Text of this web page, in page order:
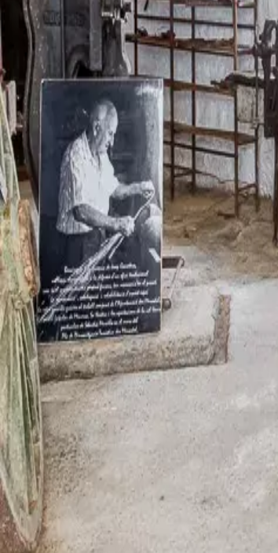
Menorca Explorer
Agenda
Minorca
L'Isola
Informazioni utiliSpiaggePaesiCulturaRiserva
Guida
Mangiare & BereServizi AttivitàAcquisti
Tips
Italiano
Agenda
Minorca
Guida
Tips
Italiano
Fucina den Carretero
...
Menorca Explorer
Paesi
Es Mercadal
Fucina den Carretero